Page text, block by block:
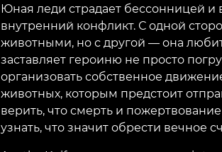
77% 69₽ 65%
Юная леди страдает бессонницей и
внутренний конфликт. С одной
животными, но с другой — она
заставляет героиню не просто
организовать собственное
животных, которым предстоит
верить, что смерть и
узнать, что значит обрести вечное